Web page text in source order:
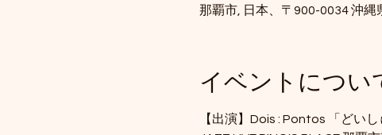
那覇市, 日本、〒900-0034 沖縄
イベントについ
【出演】Dois : Pontos 「どい